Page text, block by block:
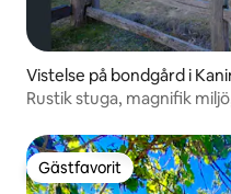
Vistelse på bondgård i
Rustik stuga, magnifik
Gästfavorit
Gästfavorit